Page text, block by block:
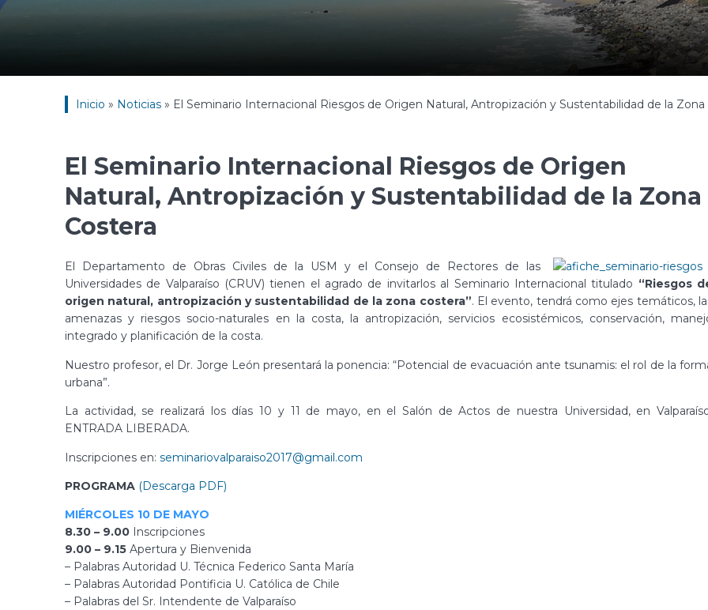
Inicio » Noticias » El Seminario Internacional Riesgos de Origen Natural, Antropización y Sustentabilidad de la Zona
El Seminario Internacional Riesgos de Origen
Natural, Antropización y Sustentabilidad de la Zona
Costera
El Departamento de Obras Civiles de la USM y el Consejo de Rectores de las
Universidades de Valparaíso (CRUV) tienen el agrado de invitarlos al Seminario Internacional titulado “Riesgos
origen natural, antropización y sustentabilidad de la zona costera”. El evento, tendrá como ejes temáticos,
amenazas y riesgos socio-naturales en la costa, la antropización, servicios ecosistémicos, conservación,
integrado y planificación de la costa.
Nuestro profesor, el Dr. Jorge León presentará la ponencia: “Potencial de evacuación ante tsunamis: el rol de la
urbana”.
La actividad, se realizará los días 10 y 11 de mayo, en el Salón de Actos de nuestra Universidad, en
ENTRADA LIBERADA.
Inscripciones en: seminariovalparaiso2017@gmail.com
PROGRAMA (Descarga PDF)
MIÉRCOLES 10 DE MAYO
8.30 – 9.00 Inscripciones
9.00 – 9.15 Apertura y Bienvenida
– Palabras Autoridad U. Técnica Federico Santa María
– Palabras Autoridad Pontificia U. Católica de Chile
– Palabras del Sr. Intendente de Valparaíso